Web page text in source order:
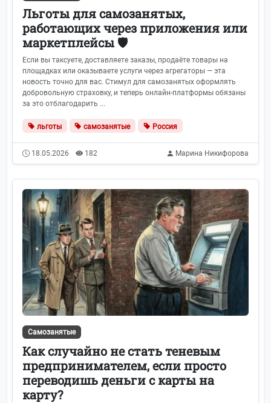
Льготы для самозанятых,
работающих через приложения или
маркетплейсы 🛡️
Если вы таксуете, доставляете заказы, продаёте товары на
площадках или оказываете услуги через агрегаторы — эта
новость точно для вас. Стимул для самозанятых оформлять
добровольную страховку, и теперь онлайн-платформы обязаны
за это отблагодарить ...
льготы самозанятые Россия
18.05.2026 182 Марина Никифорова
Самозанятые
Как случайно не стать теневым
предпринимателем, если просто
переводишь деньги с карты на
карту?